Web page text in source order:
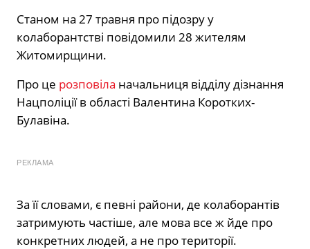
Станом на 27 травня про підозру у
колаборантстві повідомили 28 жителям
Житомирщини.
Про це розповіла начальниця відділу дізнання
Нацполіції в області Валентина Коротких-
Булавіна.
РЕКЛАМА
За її словами, є певні райони, де колаборантів
затримують частіше, але мова все ж йде про
конкретних людей, а не про території.